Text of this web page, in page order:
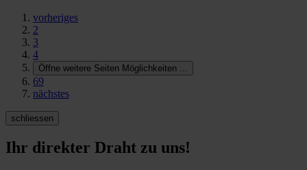
vorheriges
2
3
4
Öffne weitere Seiten Möglichkeiten
69
nächstes
schliessen
Ihr direkter Draht zu uns!